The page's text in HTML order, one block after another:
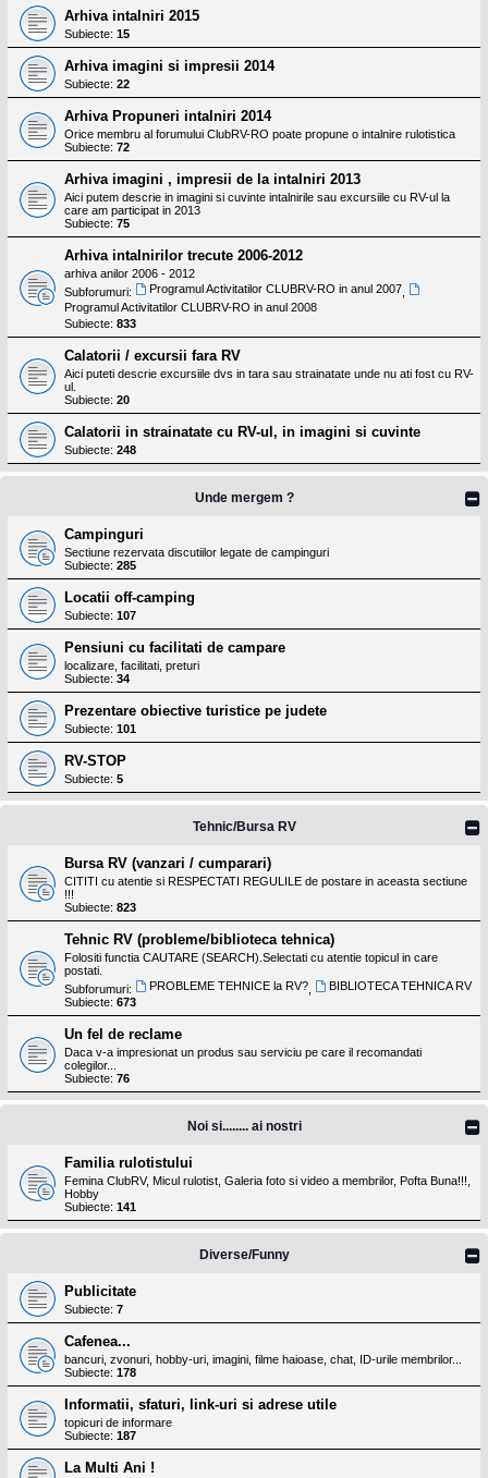
Arhiva intalniri 2015
Subiecte: 15
Arhiva imagini si impresii 2014
Subiecte: 22
Arhiva Propuneri intalniri 2014
Orice membru al forumului ClubRV-RO poate propune o intalnire rulotistica
Subiecte: 72
Arhiva imagini , impresii de la intalniri 2013
Aici putem descrie in imagini si cuvinte intalnirile sau excursiile cu RV-ul la
care am participat in 2013
Subiecte: 75
Arhiva intalnirilor trecute 2006-2012
arhiva anilor 2006 - 2012
Subforumuri:
Programul Activitatilor CLUBRV-RO in anul 2007
Programul Activitatilor CLUBRV-RO in anul 2008
Subiecte: 833
Calatorii / excursii fara RV
Aici puteti descrie excursiile dvs in tara sau strainatate unde nu ati fost cu RV-
ul.
Subiecte: 20
Calatorii in strainatate cu RV-ul, in imagini si cuvinte
Subiecte: 248
Unde mergem ?
Campinguri
Sectiune rezervata discutiilor legate de campinguri
Subiecte: 285
Locatii off-camping
Subiecte: 107
Pensiuni cu facilitati de campare
localizare, facilitati, preturi
Subiecte: 34
Prezentare obiective turistice pe judete
Subiecte: 101
RV-STOP
Subiecte: 5
Tehnic/Bursa RV
Bursa RV (vanzari / cumparari)
CITITI cu atentie si RESPECTATI REGULILE de postare in aceasta sectiune
!!!
Subiecte: 823
Tehnic RV (probleme/biblioteca tehnica)
Folositi functia CAUTARE (SEARCH).Selectati cu atentie topicul in care
postati.
Subforumuri:
PROBLEME TEHNICE la RV?,
BIBLIOTECA TEHNICA RV
Subiecte: 673
Un fel de reclame
Daca v-a impresionat un produs sau serviciu pe care il recomandati
colegilor...
Subiecte: 76
Noi si........ ai nostri
Familia rulotistului
Femina ClubRV, Micul rulotist, Galeria foto si video a membrilor, Pofta Buna!!!,
Hobby
Subiecte: 141
Diverse/Funny
Publicitate
Subiecte: 7
Cafenea...
bancuri, zvonuri, hobby-uri, imagini, filme haioase, chat, ID-urile membrilor...
Subiecte: 178
Informatii, sfaturi, link-uri si adrese utile
topicuri de informare
Subiecte: 187
La Multi Ani !